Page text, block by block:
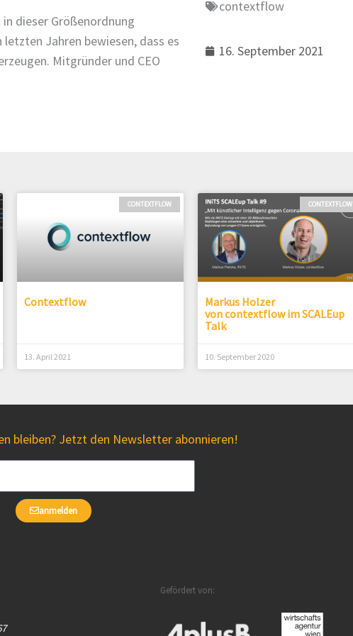
dieser Größenordnung
Jahren bewiesen, dass es
Mitgründer und CEO
contextflow
16. September 2021
CONTEXTFLOW
Contextflow
13. April 2021
CONTEXTFLOW
Markus Holzer
von contextflow im SCALEup
Talk
10. September 2020
bleiben? Jetzt den Newsletter abonnieren!
anmelden
Gefördert von: